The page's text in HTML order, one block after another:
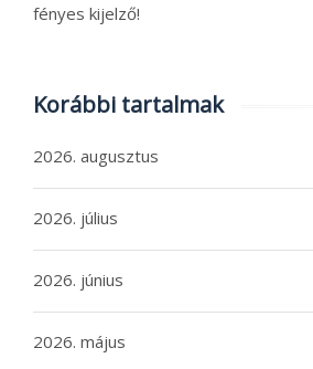
fényes kijelző!
Korábbi tartalmak
2026. augusztus
2026. július
2026. június
2026. május